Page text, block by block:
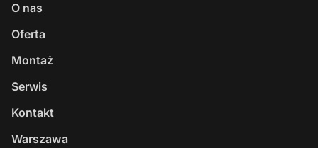
O nas
Oferta
Montaż
Serwis
Kontakt
Warszawa